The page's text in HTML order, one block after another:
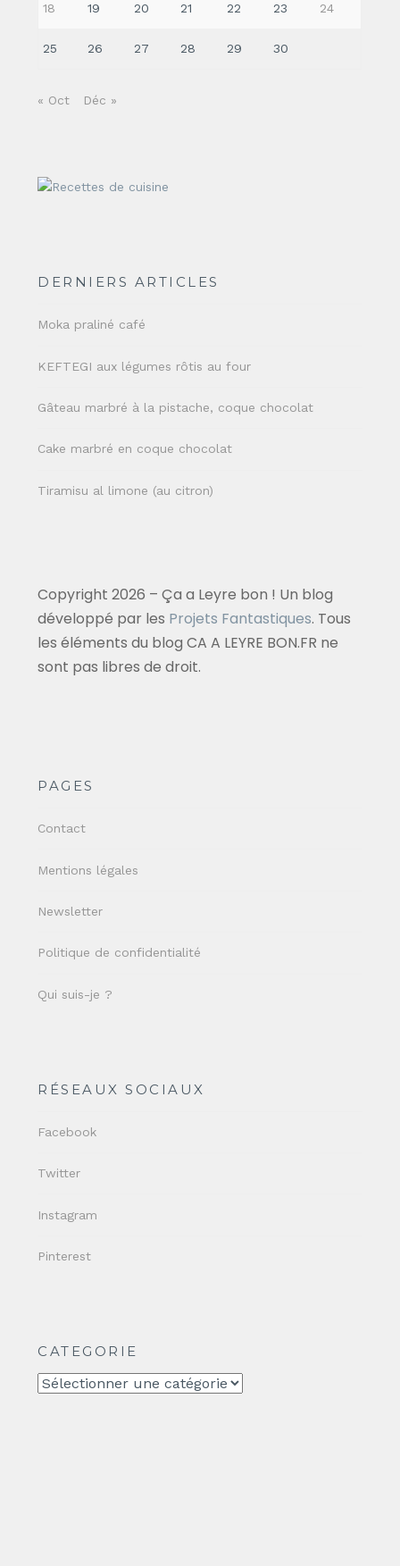
18 19 20 21 22 23 24
25 26 27 28 29 30
« Oct Déc »
DERNIERS ARTICLES
Moka praliné café
KEFTEGI aux légumes rôtis au four
Gâteau marbré à la pistache, coque chocolat
Cake marbré en coque chocolat
Tiramisu al limone (au citron)
Copyright 2026 – Ça a Leyre bon ! Un blog
développé par les Projets Fantastiques. Tous
les éléments du blog CA A LEYRE BON.FR ne
sont pas libres de droit.
PAGES
Contact
Mentions légales
Newsletter
Politique de confidentialité
Qui suis-je ?
RÉSEAUX SOCIAUX
Facebook
Twitter
Instagram
Pinterest
CATEGORIE
CATEGORIE